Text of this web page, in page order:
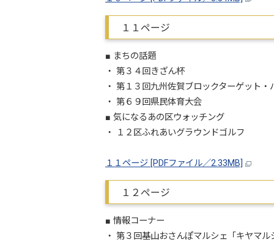
１１ページ
■ まちの話題
・ 第３４回きざん杯
・ 第１３回九州佐賀ブロックターゲット・
・ 第６９回県民体育大会
■ 気になるあの区ウォッチング
・ １２区ふれあいグラウンドゴルフ
１１ページ [PDFファイル／2.33MB]
１２ページ
■ 情報コーナー
・ 第３回基山おさんぽマルシェ「キヤマル